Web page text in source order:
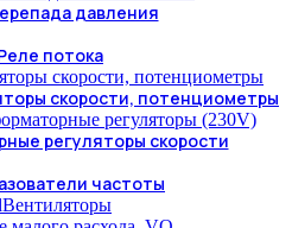
давления
потока
скорости, потенциометры
регуляторы скорости
частоты
Вентиляторы